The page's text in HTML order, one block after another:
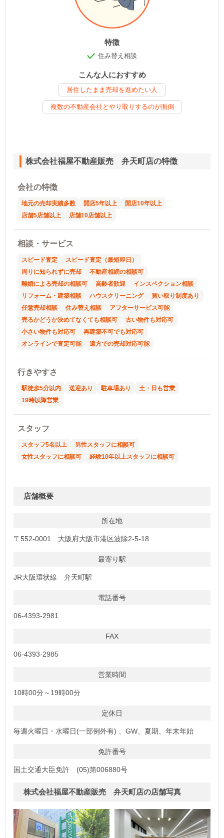
特徴
住み替え相談
こんな人におすすめ
居住したまま売却を進めたい人
複数の不動産会社とやり取りするのが面倒
株式会社福屋不動産販売 弁天町店の特徴
会社の特徴
地元の売却実績多数 開店5年以上
開店10年以上
店舗5店舗以上
店舗10店舗以上
相談・サービス
スピード査定
スピード査定（最短即日）
周りに知られずに売却
不動産相続の相談可
離婚による売却の相談可
高齢者歓迎
インスペクション相談
リフォーム・建築相談
ハウスクリーニング
買い取り制度あり
任意売却相談
住み替え相談
アフターサービス可能
売るかどうか決めてなくても相談可
古い物件も対応可
小さい物件も対応可
再建築不可でも対応可
オンラインで査定可能
遠方での売却対応可能
行きやすさ
駅徒歩5分以内 送迎あり 駐車場あり
土・日も営業
19時以降営業
スタッフ
スタッフ5名以上
男性スタッフに相談可
女性スタッフに相談可
経験10年以上スタッフに相談可
店舗概要
所在地
〒552-0001 大阪府大阪市港区波除2-5-18
最寄り駅
JR大阪環状線 弁天町駅
電話番号
06-4393-2981
FAX
06-4393-2985
営業時間
10時00分～19時00分
定休日
毎週火曜日・水曜日(一部例外有) 、GW、夏期、年末年始
免許番号
国土交通大臣免許 (05)第006880号
株式会社福屋不動産販売 弁天町店の店舗写真